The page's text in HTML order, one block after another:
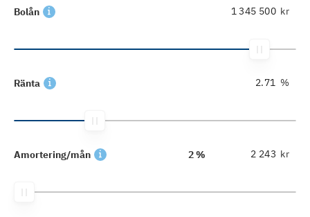
Bolån kr
Ränta %
Amortering/mån 2 % kr